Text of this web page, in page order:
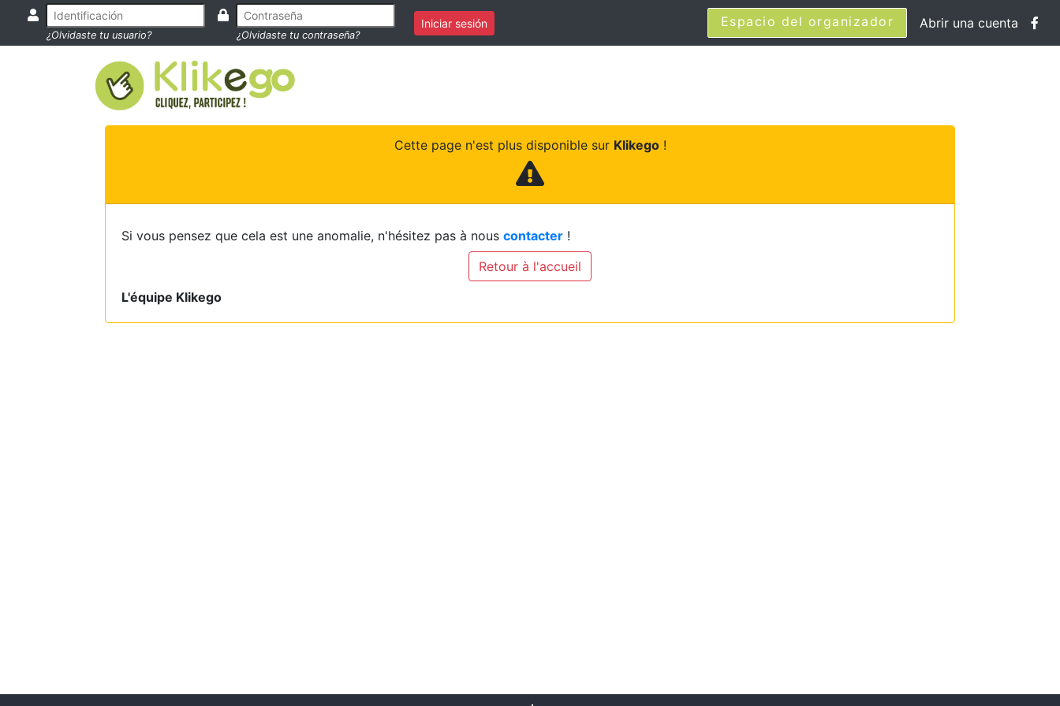
¿Olvidaste tu usuario? ¿Olvidaste tu contraseña?
Iniciar sesión Espacio del organizador Abrir una cuenta
Cette page n'est plus disponible sur Klikego!
Si vous pensez que cela est une anomalie, n'hésitez pas à nous contacter !
Retour à l'accueil
L'équipe Klikego